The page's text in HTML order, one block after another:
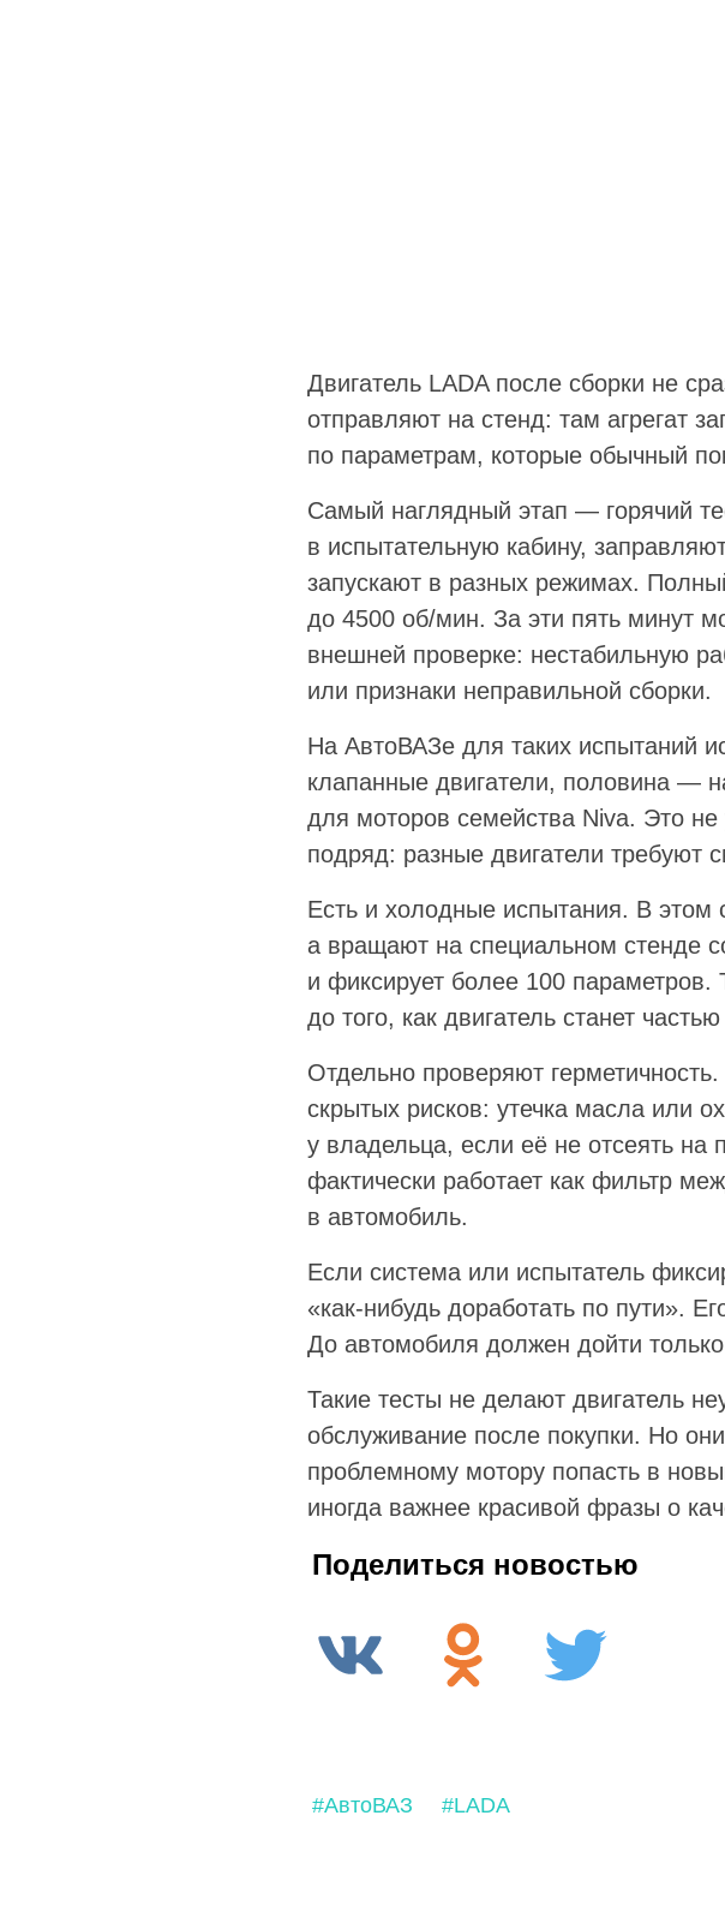
Двигатель LADA после сборки не
отправляют на стенд: там агрегат
по параметрам, которые обычный
Самый наглядный этап — горячий
в испытательную кабину,
запускают в разных режимах.
до 4500 об/мин. За эти пять минут
внешней проверке: нестабильную
или признаки неправильной сборки.
На АвтоВАЗе для таких испытаний
клапанные двигатели, половина —
для моторов семейства Niva. Это не
подряд: разные двигатели требуют
Есть и холодные испытания. В этом
а вращают на специальном стенде
и фиксирует более 100 параметров.
до того, как двигатель станет
Отдельно проверяют
скрытых рисков: утечка масла или
у владельца, если её не отсеять на
фактически работает как фильтр
в автомобиль.
Если система или испытатель
«как-нибудь доработать по пути».
До автомобиля должен дойти
Такие тесты не делают двигатель
обслуживание после покупки. Но
проблемному мотору попасть в
иногда важнее красивой фразы о
Поделиться новостью
#АвтоВАЗ #LADA